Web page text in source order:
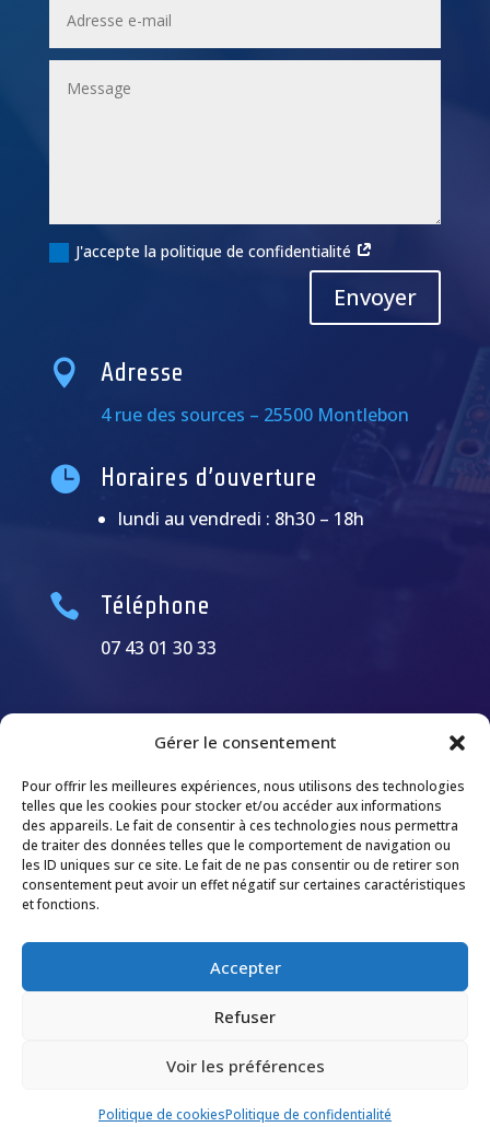
Gérer le consentement
Pour offrir les meilleures expériences, nous utilisons des technologies
telles que les cookies pour stocker et/ou accéder aux informations
des appareils. Le fait de consentir à ces technologies nous permettra
de traiter des données telles que le comportement de navigation ou
les ID uniques sur ce site. Le fait de ne pas consentir ou de retirer son
consentement peut avoir un effet négatif sur certaines caractéristiques
et fonctions.
Accepter
Refuser
Voir les préférences
Politique de cookiesPolitique de confidentialité
J'accepte la politique de confidentialité
Envoyer
 Adresse
4 rue des sources – 25500 Montlebon
 Horaires d’ouverture
lundi au vendredi : 8h30 – 18h
 Téléphone
07 43 01 30 33
© 2026 M Development–Mentions légales